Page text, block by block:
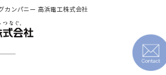
カンパニー 高浜電工株式会社